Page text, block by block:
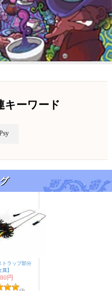
キーワード
トラップ部分
】
円
(1)